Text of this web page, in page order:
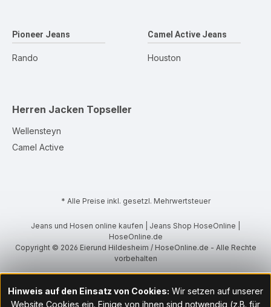
Pioneer Jeans
Rando
Camel Active Jeans
Houston
Herren Jacken Topseller
Wellensteyn
Camel Active
* Alle Preise inkl. gesetzl. Mehrwertsteuer
Jeans und Hosen online kaufen | Jeans Shop HoseOnline |
HoseOnline.de
Copyright © 2026 Eierund Hildesheim / HoseOnline.de - Alle Rechte
vorbehalten
Hinweis auf den Einsatz von Cookies: Wir setzen auf unserer
Website Cookies ein. Einige von ihnen sind notwendig (z.B. für